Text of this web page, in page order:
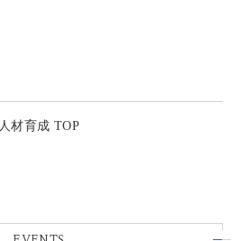
人材育成 TOP